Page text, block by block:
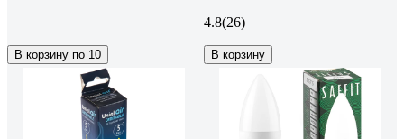
В корзину по 10
4.8(26)
В корзину